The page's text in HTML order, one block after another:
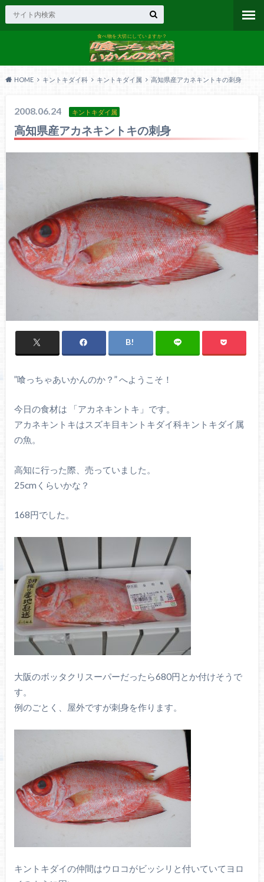
食べ物を大切にしていますか？
HOME キントキダイ科 キントキダイ属 高知県産アカネキントキの刺身
2008.06.24 キントキダイ属
高知県産アカネキントキの刺身
”喰っちゃあいかんのか？” へようこそ！
今日の食材は 「アカネキントキ」です。
アカネキントキはスズキ目キントキダイ科キントキダイ属
の魚。
高知に行った際、売っていました。
25cmくらいかな？
168円でした。
大阪のボッタクリスーパーだったら680円とか付けそうで
す。
例のごとく、屋外ですが刺身を作ります。
キントキダイの仲間はウロコがビッシリと付いていてヨロ